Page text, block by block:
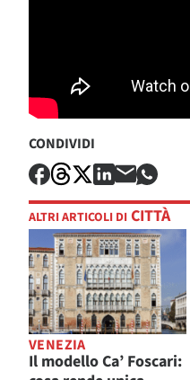
CONDIVIDI
ALTRI ARTICOLI DI CITTÀ
VENEZIA
Il modello Ca’ Foscari: